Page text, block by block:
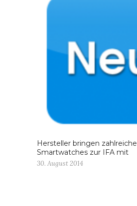
Hersteller bringen zahlreiche
Smartwatches zur IFA mit
30. August 2014